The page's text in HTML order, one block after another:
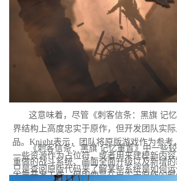
这意味着，尽管《刺客信条：黑旗 记
界结构上高度忠实于原作，但开发团队实际
品。Knight表示，团队将原版游戏作为参考
一些资源作为占位符，或者用来建模新内容
只是查阅原版代码来了解某些系统是如何
《刺客信条：黑旗 记忆重置》中一
重做的战斗系统、画面全面升级以及新增
大量开发工作。但即使是在忠实于原作的